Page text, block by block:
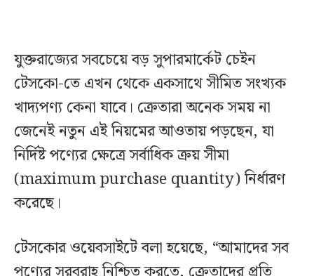
যুক্তরাজ্যের সবচেয়ে বড় সুপারমার্কেট চেইন
টেসকো-তে এখন থেকে একসাথে সীমিত সংখ্যক
খাদ্যপণ্য কেনা যাবে। ক্রেতারা অনেক সময় না
জেনেই নতুন এই নিয়মের আওতায় পড়ছেন, যা
নির্দিষ্ট পণ্যের ক্ষেত্রে সর্বাধিক ক্রয় সীমা
(maximum purchase quantity) নির্ধারণ
করেছে।
টেসকোর ওয়েবসাইটে বলা হয়েছে, “আমাদের সব